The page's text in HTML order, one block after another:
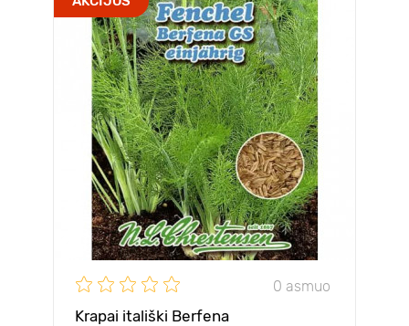
0 asmuo
Krapai itališki Berfena